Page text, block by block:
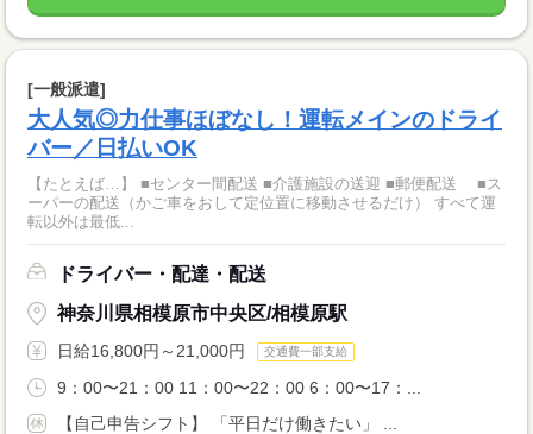
[一般派遣]
大人気◎力仕事ほぼなし！運転メインのドライ
バー／日払いOK
【たとえば…】 ■センター間配送 ■介護施設の送迎 ■郵便配送 ■ス
ーパーの配送（かご車をおして定位置に移動させるだけ） すべて運
転以外は最低...
ドライバー・配達・配送
神奈川県相模原市中央区/相模原駅
日給16,800円～21,000円 交通費一部支給
9：00〜21：00 11：00〜22：00 6：00〜17：...
【自己申告シフト】 「平日だけ働きたい」 ...